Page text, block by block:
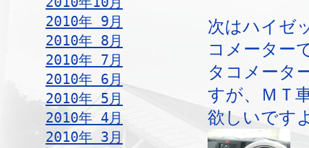
2010年 9月
2010年 8月
2010年 7月
2010年 6月
2010年 5月
2010年 4月
2010年 3月
次はハイゼ
コメーター
タコメータ
すが、ＭＴ
欲しいです